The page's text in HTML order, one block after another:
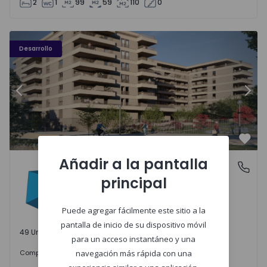
2 1 99 59 110 0
Desarrollo
PLENO JARDIM - 3
Anterior
Águas Santas, PortoPLENO JARDIM
Águas Santas, Porto
49 Unidades disponibles
Comprar 242.000 €
Añadir a la pantalla
principal
Puede agregar fácilmente este sitio a la
pantalla de inicio de su dispositivo móvil
para un acceso instantáneo y una
navegación más rápida con una